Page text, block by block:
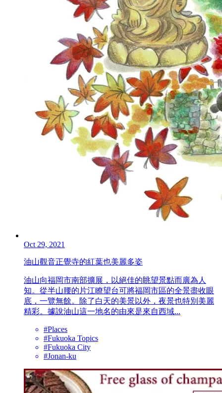
Oct 29, 2021
油山觀音正覺寺的紅葉也美麗多姿
油山向福岡市南部擴展，以絕佳的眺望景點而廣為人
知。從半山腰的片江瞭望台可將福岡市區的全景盡收眼
底，一覽無餘。除了白天的美景以外，夜景也特別美麗
精彩。據說油山這一地名的由來是來自西域...
#Places
#Fukuoka Topics
#Fukuoka City
#Jonan-ku